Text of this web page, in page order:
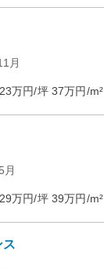
月
万円/坪 37万円/m²
月
万円/坪 39万円/m²
ス